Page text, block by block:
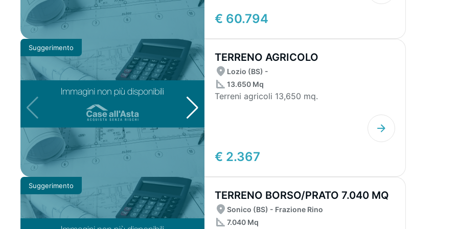
€ 60.794
Suggerimento
TERRENO AGRICOLO
€ 2.367
Lozio (BS) -
13.650 Mq
Terreni agricoli 13,650 mq.
Suggerimento
TERRENO BORSO/PRATO 7.040 MQ
Sonico (BS) - Frazione Rino
7.040 Mq